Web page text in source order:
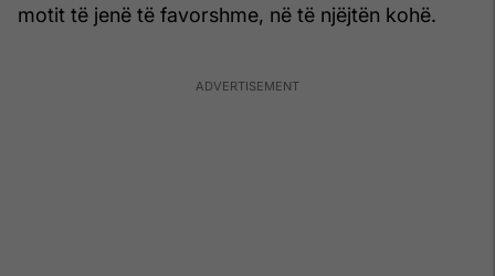
motit të jenë të favorshme, në të njëjtën kohë.